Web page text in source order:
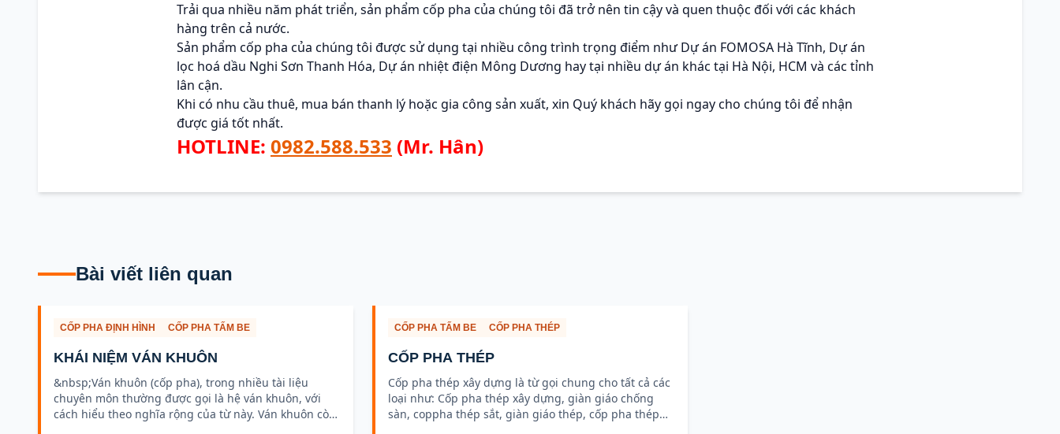
Trải qua nhiều năm phát triển, sản phẩm cốp pha của chúng tôi đã trở nên tin cậy và quen thuộc đối với các khách
hàng trên cả nước.
Sản phẩm cốp pha của chúng tôi được sử dụng tại nhiều công trình trọng điểm như Dự án FOMOSA Hà Tĩnh, Dự án
lọc hoá dầu Nghi Sơn Thanh Hóa, Dự án nhiệt điện Mông Dương hay tại nhiều dự án khác tại Hà Nội, HCM và các tỉnh
lân cận.
Khi có nhu cầu thuê, mua bán thanh lý hoặc gia công sản xuất, xin Quý khách hãy gọi ngay cho chúng tôi để nhận
được giá tốt nhất.
HOTLINE: 0982.588.533 (Mr. Hân)
Bài viết liên quan
CỐP PHA ĐỊNH HÌNH CỐP PHA TẤM BE
KHÁI NIỆM VÁN KHUÔN
&nbsp;Ván khuôn (cốp pha), trong nhiều tài liệu
chuyên môn thường được gọi là hệ ván khuôn, với
cách hiểu theo nghĩa rộng của từ này. Ván khuôn còn
CỐP PHA TẤM BE CỐP PHA THÉP
CỐP PHA THÉP
Cốp pha thép xây dựng là từ gọi chung cho tất cả các
loại như: Cốp pha thép xây dựng, giàn giáo chống
sàn, coppha thép sắt, giàn giáo thép, cốp pha thép